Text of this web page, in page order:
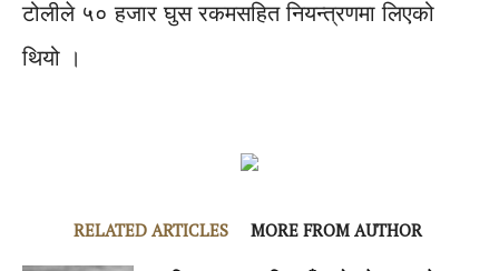
टोलीले ५० हजार घुस रकमसहित नियन्त्रणमा लिएको
थियो ।
RELATED ARTICLES MORE FROM AUTHOR